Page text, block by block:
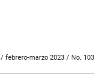
/ febrero-marzo 2023 / No. 103